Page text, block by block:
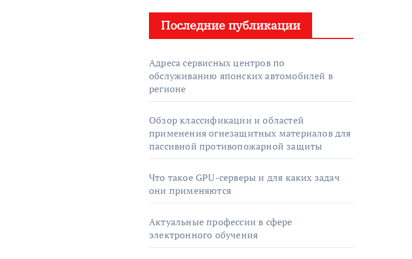
Последние публикации
Адреса сервисных центров по
обслуживанию японских автомобилей в
регионе
Обзор классификации и областей
применения огнезащитных материалов для
пассивной противопожарной защиты
Что такое GPU-серверы и для каких задач
они применяются
Актуальные профессии в сфере
электронного обучения